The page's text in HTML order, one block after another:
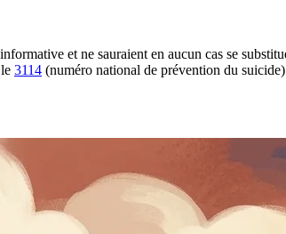
et ne sauraient en aucun cas se
3114 (numéro national de prévention du